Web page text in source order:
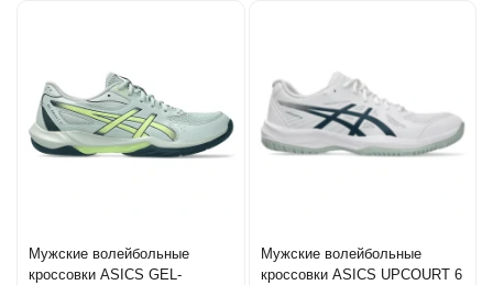
Мужские волейбольные
кроссовки ASICS GEL-
Мужские волейбольные
кроссовки ASICS UPCOURT 6